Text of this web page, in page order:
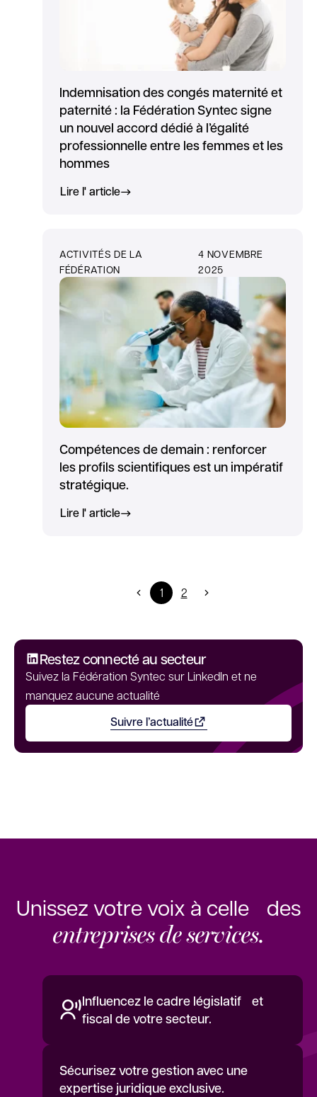
Indemnisation des congés maternité et
paternité : la Fédération Syntec signe
un nouvel accord dédié à l’égalité
professionnelle entre les femmes et les
hommes
Lire l' article
ACTIVITÉS DE LA
FÉDÉRATION
4 NOVEMBRE
2025
Compétences de demain : renforcer
les profils scientifiques est un impératif
stratégique.
Lire l' article
1 2
Restez connecté au secteur
Suivez la Fédération Syntec sur LinkedIn et ne
manquez aucune actualité
Suivre l’actualitéOuvrir dans un nouvel onglet
Unissez votre voix à celle des
entreprises de services.
Influencez le cadre législatif et
fiscal de votre secteur.
Sécurisez votre gestion avec une
expertise juridique exclusive.